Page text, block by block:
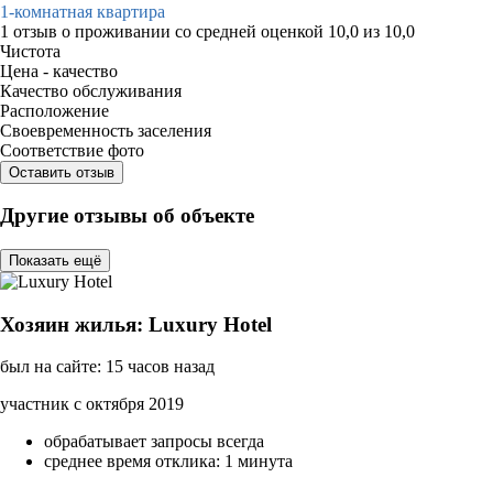
1-комнатная квартира
1 отзыв о проживании со средней оценкой 10,0 из 10,0
Чистота
Цена - качество
Качество обслуживания
Расположение
Своевременность заселения
Соответствие фото
Оставить отзыв
Другие отзывы об объекте
Показать ещё
Хозяин жилья: Luxury Hotel
был на сайте: 15 часов назад
участник с октября 2019
обрабатывает запросы всегда
среднее время отклика: 1 минута